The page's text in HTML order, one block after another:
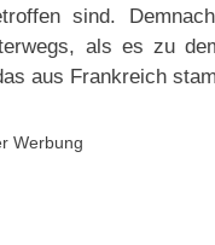
sind.
als es zu
aus Frankreich
Werbung